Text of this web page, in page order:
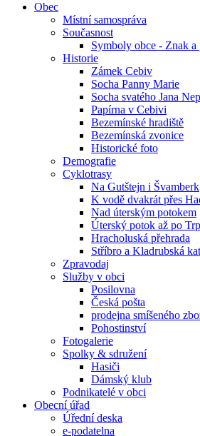
Obec
Místní samospráva
Současnost
Symboly obce - Znak a
Historie
Zámek Cebiv
Socha Panny Marie
Socha svatého Jana
Papírna v Cebivi
Bezemínské hradiště
Bezemínská zvonice
Historické foto
Demografie
Cyklotrasy
Na Gutštejn i Švamberk
K vodě dvakrát přes
Nad úterským potokem
Úterský potok až po
Hracholuská přehrada
Stříbro a Kladrubská
Zpravodaj
Služby v obci
Posilovna
Česká pošta
prodejna smíšeného
Pohostinství
Fotogalerie
Spolky & sdružení
Hasiči
Dámský klub
Podnikatelé v obci
Obecní úřad
Úřední deska
e-podatelna